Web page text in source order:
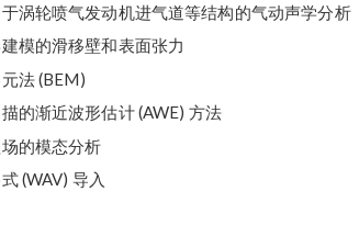
涡轮喷气发动机进气道等结构的气动声学分析
模的滑移壁和表面张力
法 (BEM)
的渐近波形估计 (AWE) 方法
的模态分析
(WAV) 导入